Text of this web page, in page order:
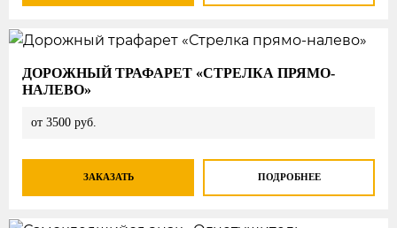
ДОРОЖНЫЙ ТРАФАРЕТ «СТРЕЛКА ПРЯМО-
НАЛЕВО»
от 3500 руб.
ЗАКАЗАТЬ ПОДРОБНЕЕ